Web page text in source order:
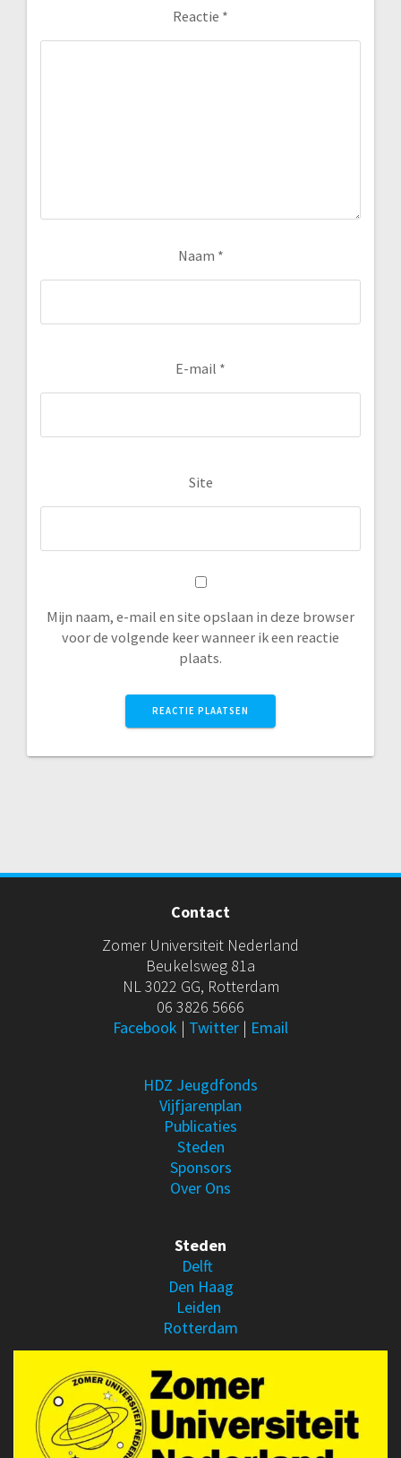
Reactie *
Naam *
E-mail *
Site
Mijn naam, e-mail en site opslaan in deze browser
voor de volgende keer wanneer ik een reactie
plaats.
Contact
Zomer Universiteit Nederland
Beukelsweg 81a
NL 3022 GG, Rotterdam
06 3826 5666
Facebook | Twitter | Email
HDZ Jeugdfonds
Vijfjarenplan
Publicaties
Steden
Sponsors
Over Ons
Steden
Delft
Den Haag
Leiden
Rotterdam